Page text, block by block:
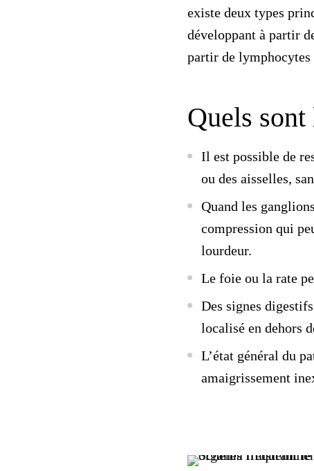
existe deux types
développant à partir
partir de lymphocytes
Quels sont
Il est possible de
ou des aisselles,
Quand les
compression qui
lourdeur.
Le foie ou la rate
Des signes
localisé en dehors
L’état général du
amaigrissement